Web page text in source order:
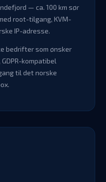
— ca. 100 km sør
root-tilgang, KVM-
IP-adresse.
bedrifter som ønsker
kompatibel
til det norske